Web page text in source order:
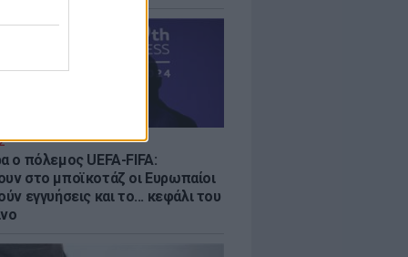
ο πόλεμος UEFA-FIFA:
στο μποϊκοτάζ οι Ευρωπαίοι
εγγυήσεις και το... κεφάλι του